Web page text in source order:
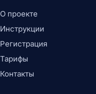
О проекте
Инструкции
Регистрация
Тарифы
Контакты